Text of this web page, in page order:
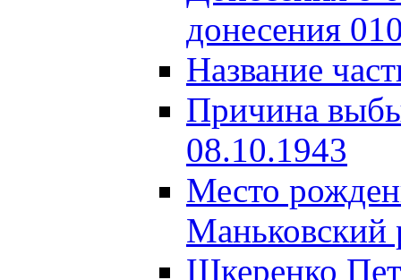
донесения
Название
Причина
08.10.1943
Место
Маньковский
Шкеренко